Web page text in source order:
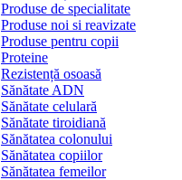
Produse de specialitate
Produse noi si reavizate
Produse pentru copii
Proteine
Rezistență osoasă
Sănătate ADN
Sănătate celulară
Sănătate tiroidiană
Sănătatea colonului
Sănătatea copiilor
Sănătatea femeilor